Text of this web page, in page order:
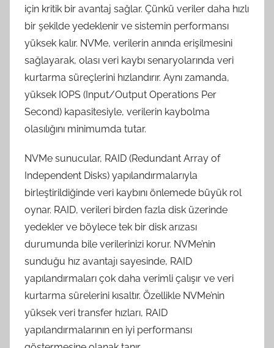
için kritik bir avantaj sağlar. Çünkü veriler daha hızlı
bir şekilde yedeklenir ve sistemin performansı
yüksek kalır. NVMe, verilerin anında erişilmesini
sağlayarak, olası veri kaybı senaryolarında veri
kurtarma süreçlerini hızlandırır. Aynı zamanda,
yüksek IOPS (Input/Output Operations Per
Second) kapasitesiyle, verilerin kaybolma
olasılığını minimumda tutar.
NVMe sunucular, RAID (Redundant Array of
Independent Disks) yapılandırmalarıyla
birleştirildiğinde veri kaybını önlemede büyük rol
oynar. RAID, verileri birden fazla disk üzerinde
yedekler ve böylece tek bir disk arızası
durumunda bile verilerinizi korur. NVMe’nin
sunduğu hız avantajı sayesinde, RAID
yapılandırmaları çok daha verimli çalışır ve veri
kurtarma sürelerini kısaltır. Özellikle NVMe’nin
yüksek veri transfer hızları, RAID
yapılandırmalarının en iyi performansı